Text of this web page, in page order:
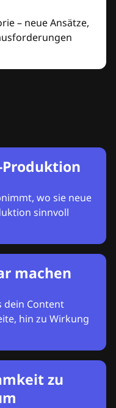
– neue Ansätze,
wo sie neue
sinnvoll
machen
dein Content
hin zu Wirkung
zu